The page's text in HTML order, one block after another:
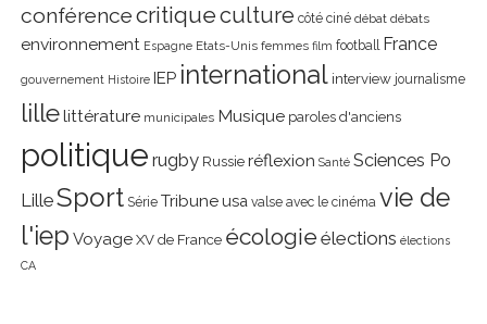
conférencecritiqueculture côté ciné débat débats
environnement Espagne Etats-Unis femmes film football France
gouvernement Histoire IEP international interview journalisme
lillelittérature municipales Musique paroles d'anciens
politique rugby Russie réflexion Santé Sciences Po
LilleSport Série Tribune usa valse avec le cinéma vie de
l'iep Voyage XV de France écologie élections élections
CA